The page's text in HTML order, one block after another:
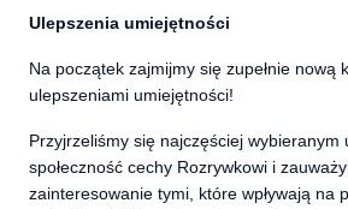
Ulepszenia umiejętności
Na początek zajmijmy się zupełnie nową
ulepszeniami umiejętności!
Przyjrzeliśmy się najczęściej wybieranym
społeczność cechy Rozrywkowi i
zainteresowanie tymi, które wpływają na